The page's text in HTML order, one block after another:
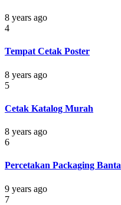
8 years ago
4
Tempat Cetak Poster
8 years ago
5
Cetak Katalog Murah
8 years ago
6
Percetakan Packaging
9 years ago
7